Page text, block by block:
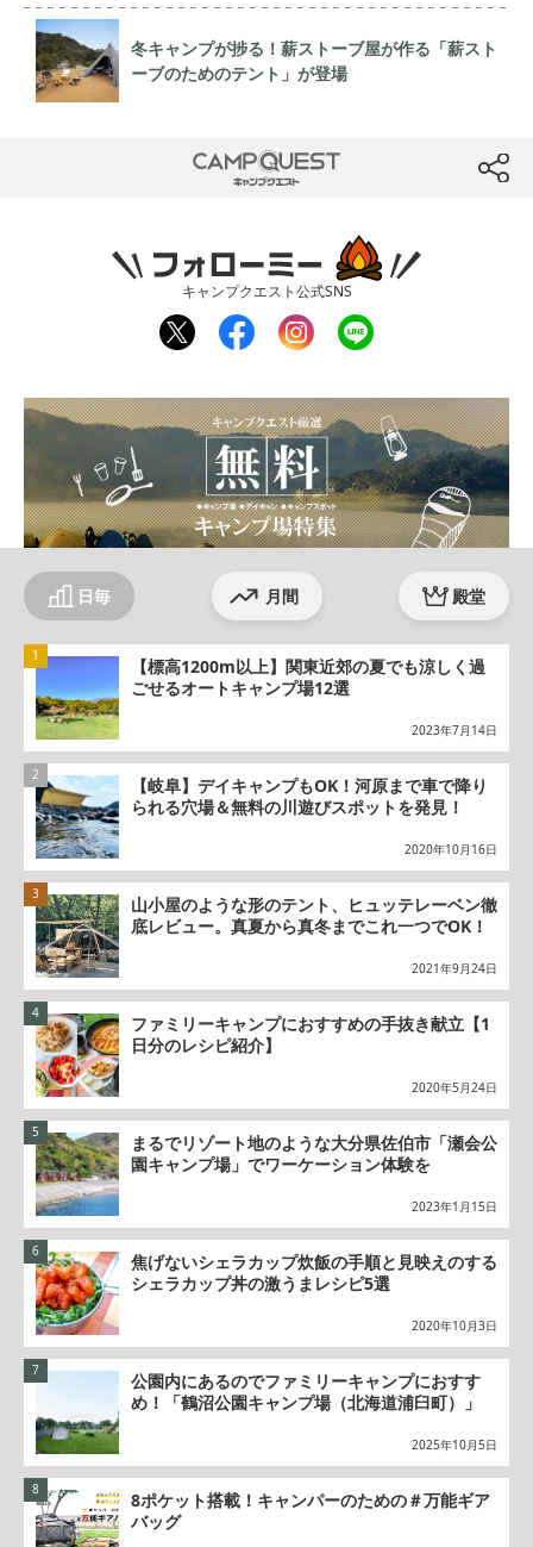
冬キャンプが捗る！薪ストーブ屋が作る「薪スト
ーブのためのテント」が登場
btn
CAMP QUEST
フォローミー
キャンプクエスト公式SNS
twit
ter
fac
ebo
inst
agr
line
日毎 月間 殿堂
【標高1200m以上】関東近郊の夏でも涼しく過
ごせるオートキャンプ場12選
2023年7月14日
【岐阜】デイキャンプもOK！河原まで車で降り
られる穴場＆無料の川遊びスポットを発見！
2020年10月16日
山小屋のような形のテント、ヒュッテレーベン徹
底レビュー。真夏から真冬までこれ一つでOK！
2021年9月24日
ファミリーキャンプにおすすめの手抜き献立【1
日分のレシピ紹介】
2020年5月24日
まるでリゾート地のような大分県佐伯市「瀬会公
園キャンプ場」でワーケーション体験を
2023年1月15日
焦げないシェラカップ炊飯の手順と見映えのする
シェラカップ丼の激うまレシピ5選
2020年10月3日
公園内にあるのでファミリーキャンプにおすす
め！「鶴沼公園キャンプ場（北海道浦臼町）」
2025年10月5日
8ポケット搭載！キャンパーのための＃万能ギア
バッグ